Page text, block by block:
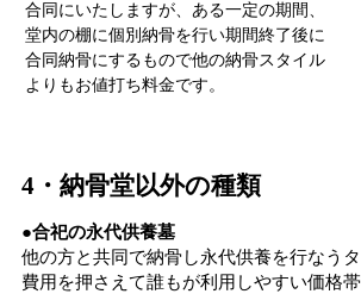
合同にいたしますが、ある一定の期間、
堂内の棚に個別納骨を行い期間終了後に
合同納骨にするもので他の納骨スタイル
よりもお値打ち料金です。
4・納骨堂以外の種類
●合祀の永代供養墓
他の方と共同で納骨し永代供養を行なうタ
費用を押さえて誰もが利用しやすい価格